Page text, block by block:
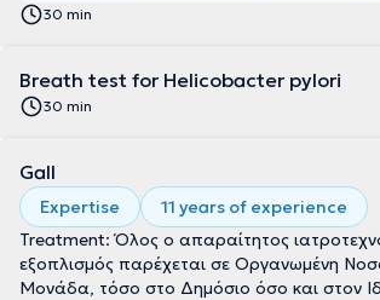
30 min
Breath test for Helicobacter pylori
30 min
Gall
Expertise
11 years of experience
Treatment: Όλος ο απαραίτητος
εξοπλισμός παρέχεται σε Οργανωμένη
Μονάδα, τόσο στο Δημόσιο όσο και στον